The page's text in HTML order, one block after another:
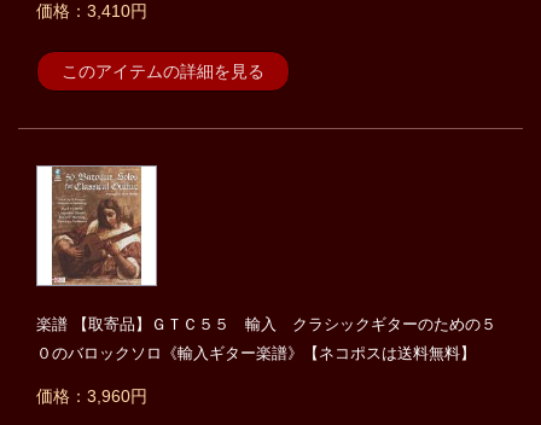
価格：3,410円
このアイテムの詳細を見る
楽譜 【取寄品】ＧＴＣ５５ 輸入 クラシックギターのための５
０のバロックソロ《輸入ギター楽譜》【ネコポスは送料無料】
価格：3,960円